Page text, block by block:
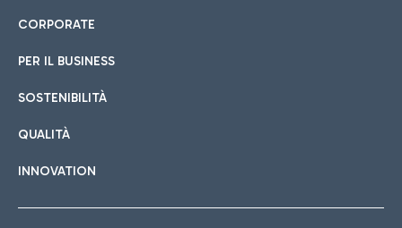
CORPORATE
PER IL BUSINESS
SOSTENIBILITÀ
QUALITÀ
INNOVATION